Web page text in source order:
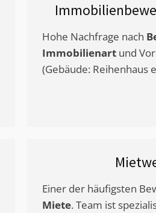
Hohe Nachfrage nach
Immobilienart und
(Gebäude: Reihenhaus
Einer der häufigsten
Miete. Team ist